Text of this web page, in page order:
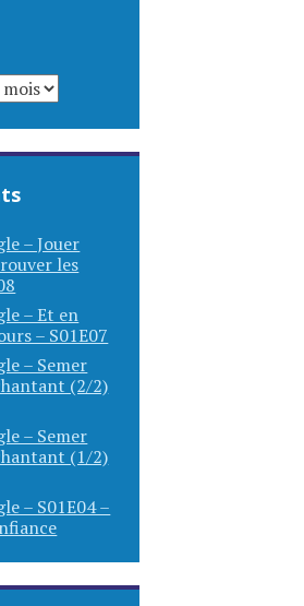
– Jouer
les
– Et en
– S01E07
– Semer
(2/2)
– Semer
(1/2)
– S01E04 –